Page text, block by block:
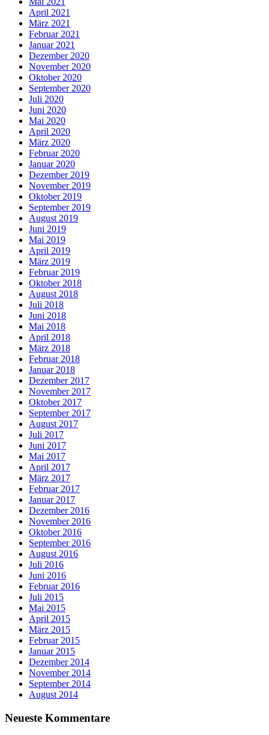
April 2021
März 2021
Februar 2021
Januar 2021
Dezember 2020
November 2020
Oktober 2020
September 2020
Juli 2020
Juni 2020
Mai 2020
April 2020
März 2020
Februar 2020
Januar 2020
Dezember 2019
November 2019
Oktober 2019
September 2019
August 2019
Juni 2019
Mai 2019
April 2019
März 2019
Februar 2019
Oktober 2018
August 2018
Juli 2018
Juni 2018
Mai 2018
April 2018
März 2018
Februar 2018
Januar 2018
Dezember 2017
November 2017
Oktober 2017
September 2017
August 2017
Juli 2017
Juni 2017
Mai 2017
April 2017
März 2017
Februar 2017
Januar 2017
Dezember 2016
November 2016
Oktober 2016
September 2016
August 2016
Juli 2016
Juni 2016
Februar 2016
Juli 2015
Mai 2015
April 2015
März 2015
Februar 2015
Januar 2015
Dezember 2014
November 2014
September 2014
August 2014
Neueste Kommentare